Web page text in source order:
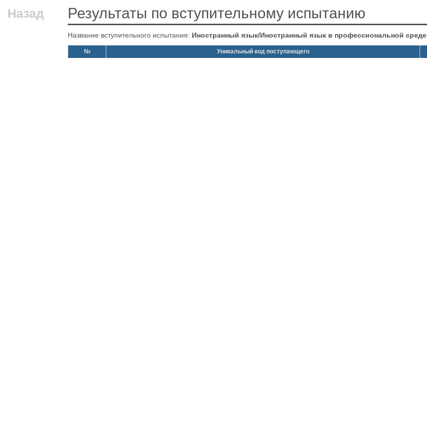
Назад Результаты по вступительному испытанию
Название вступительного испытания: Иностранный язык/Иностранный язык в профессиональной среде
№ Уникальный код поступающего